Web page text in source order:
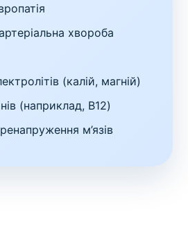
хвороба
(калій, магній)
(наприклад, B12)
м’язів